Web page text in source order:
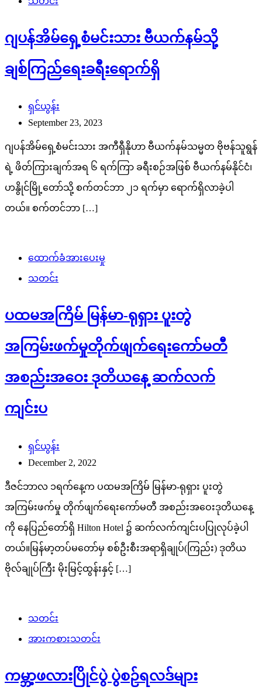
ဂျပန်အိမ်ရှေ့စံမင်းသား ဗီယက်နမ်သို့
ချစ်ကြည်ရေးခရီးရောက်ရှိ
ရှင်ယွန်း
September 23, 2023
ဂျပန်အိမ်ရှေ့စံမင်းသား အကီရှီနိုဟာ ဗီယက်နမ်သမ္မတ ဗိုဗန်သူရွန်
ရဲ့ ဖိတ်ကြားချက်အရ ၆ ရက်ကြာ ခရီးစဉ်အဖြစ် ဗီယက်နမ်နိုင်ငံ၊
ဟနွိုင်မြို့တော်သို့ စက်တင်ဘာ ၂၁ ရက်မှာ ရောက်ရှိလာခဲ့ပါ
တယ်။ စက်တင်ဘာ […]
ထောက်ခံအားပေးမှု
သတင်း
ပထမအကြိမ် မြန်မာ-ရုရှား ပူးတွဲ
အကြမ်းဖက်မှုတိုက်ဖျက်ရေးကော်မတီ
အစည်းအဝေး ဒုတိယနေ့ ဆက်လက်
ကျင်းပ
ရှင်ယွန်း
December 2, 2022
ဒီဇင်ဘာလ ၁ရက်နေ့က ပထမအကြိမ် မြန်မာ-ရုရှား ပူးတွဲ
အကြမ်းဖက်မှု တိုက်ဖျက်ရေးကော်မတီ အစည်းအဝေးဒုတိယနေ့
ကို နေပြည်တော်ရှိ Hilton Hotel ၌ ဆက်လက်ကျင်းပပြုလုပ်ခဲ့ပါ
တယ်။မြန်မာ့တပ်မတော်မှ စစ်ဦးစီးအရာရှိချုပ်(ကြည်း) ဒုတိယ
ဗိုလ်ချုပ်ကြီး မိုးမြင့်ထွန်းနှင့် […]
သတင်း
အားကစားသတင်း
ကမ္ဘာ့ဖလားပြိုင်ပွဲ ပွဲစဉ်ရလဒ်များ